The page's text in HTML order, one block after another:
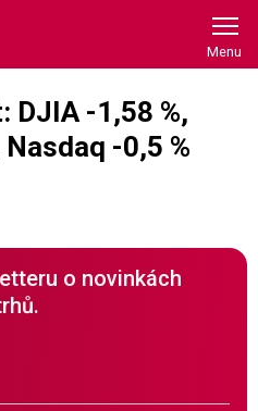
DJIA -1,58 %,
-0,5 %
o novinkách